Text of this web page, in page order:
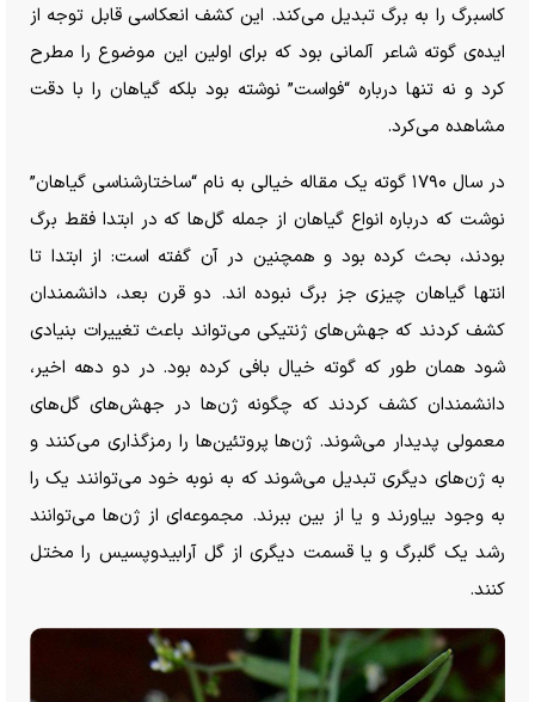
کاسبرگ را به برگ تبدیل می‌کند. این کشف انعکاسی قابل توجه از
ایده‌ی گوته شاعر آلمانی بود که برای اولین این موضوع را مطرح
کرد و نه تنها درباره “فواست” نوشته بود بلکه گیاهان را با دقت
مشاهده می‌کرد.
در سال ۱۷۹۰ گوته یک مقاله خیالی به نام “ساختارشناسی گیاهان”
نوشت که درباره انواع گیاهان از جمله گل‌ها که در ابتدا فقط برگ
بودند، بحث کرده بود و همچنین در آن گفته است: از ابتدا تا
انتها گیاهان چیزی جز برگ نبوده اند. دو قرن بعد، دانشمندان
کشف کردند که جهش‌های ژنتیکی می‌تواند باعث تغییرات بنیادی
شود همان طور که گوته خیال بافی کرده بود. در دو دهه اخیر،
دانشمندان کشف کردند که چگونه ژن‌ها در جهش‌های گل‌های
معمولی پدیدار می‌شوند. ژن‌ها پروتئین‌ها را رمزگذاری می‌کنند و
به ژن‌های دیگری تبدیل می‌شوند که به نوبه خود می‌توانند یک را
به وجود بیاورند و یا از بین ببرند. مجموعه‌ای از ژن‌ها می‌توانند
رشد یک گلبرگ و یا قسمت دیگری از گل آرابیدوپسیس را مختل
کنند.